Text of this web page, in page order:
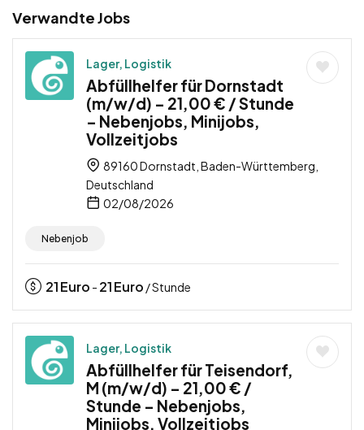
Verwandte Jobs
Lager, Logistik
Abfüllhelfer für Dornstadt
(m/w/d) – 21,00 € / Stunde
– Nebenjobs, Minijobs,
Vollzeitjobs
89160 Dornstadt, Baden-Württemberg,
Deutschland
02/08/2026
Nebenjob
21Euro - 21Euro / Stunde
Lager, Logistik
Abfüllhelfer für Teisendorf,
M (m/w/d) – 21,00 € /
Stunde – Nebenjobs,
Minijobs, Vollzeitjobs